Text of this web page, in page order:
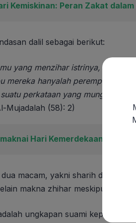
Kemiskinan: Peran Zakat
dalil sebagai berikut:
yang menzihar istrinya,
mereka hanyalah perempuan
perkataan yang mungkar dan
Mujadalah (58): 2)
Hari Kemerdekaan
macam, yakni sharih dan
makna zhihar meskipun tidak
ungkapan suami kepada